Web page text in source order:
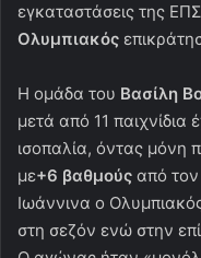
εγκαταστάσεις της
Ολυμπιακός
Η ομάδα του Βασίλη
μετά από 11 παιχνίδια
ισοπαλία, όντας μόνη
με+6 βαθμούς από
Ιωάννινα ο
στη σεζόν ενώ στην